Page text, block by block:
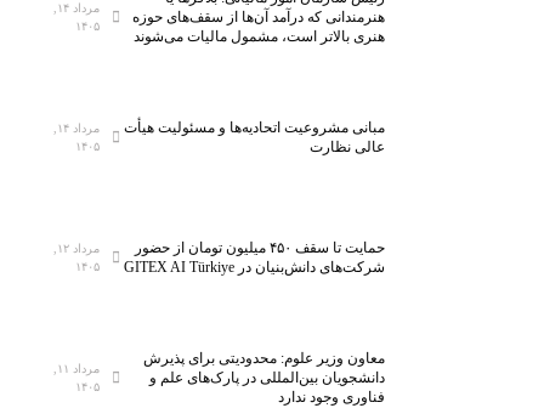
هنرمندانی که درآمد آن‌ها از سقف‌های حوزه
هنری بالاتر است، مشمول مالیات می‌شوند
۱۴۰۵
مبانی مشروعیت اتحادیه‌ها و مسئولیت هیأت
عالی نظارت
۱۴۰۵
حمایت تا سقف ۴۵۰ میلیون تومان از حضور
شرکت‌های دانش‌بنیان در GITEX AI Türkiye
۱۴۰۵
معاون وزیر علوم: محدودیتی برای پذیرش
دانشجویان بین‌المللی در پارک‌های علم و
فناوری وجود ندارد
۱۴۰۵